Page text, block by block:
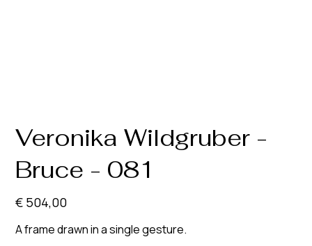
Veronika Wildgruber -
Bruce - 081
Prijs
€ 504,00
A frame drawn in a single gesture.